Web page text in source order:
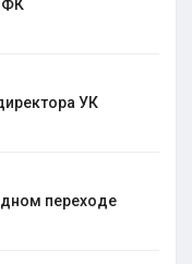
ФК
УК
переходе